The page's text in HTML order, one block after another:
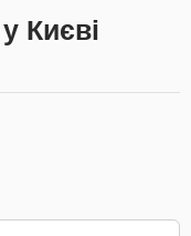
Києві